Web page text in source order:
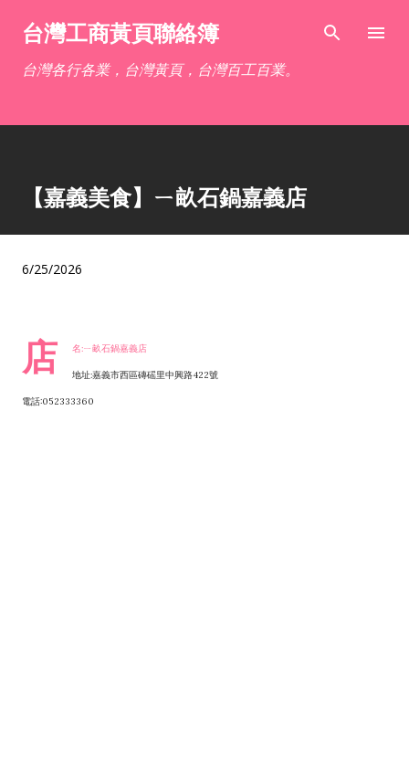
跳到主要內容
台灣工商黃頁聯絡簿
台灣各行各業，台灣黃頁，台灣百工百業。
【嘉義美食】ㄧ畝石鍋嘉義店
6/25/2026
店 名:ㄧ畝石鍋嘉義店
地址:嘉義市西區磚磘里中興路422號
電話:052333360